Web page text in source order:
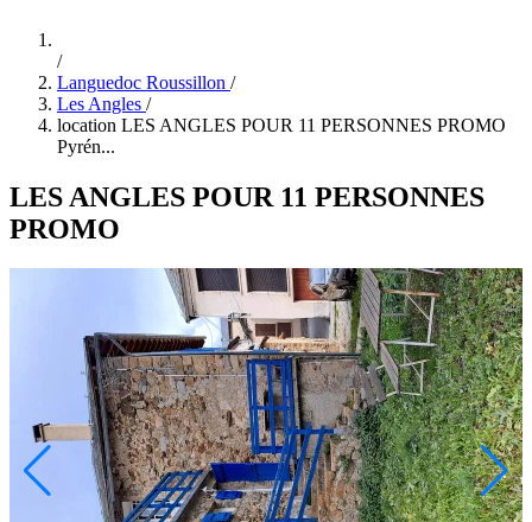
/
Languedoc Roussillon /
Les Angles /
location LES ANGLES POUR 11 PERSONNES PROMO
Pyrén...
LES ANGLES POUR 11 PERSONNES
PROMO